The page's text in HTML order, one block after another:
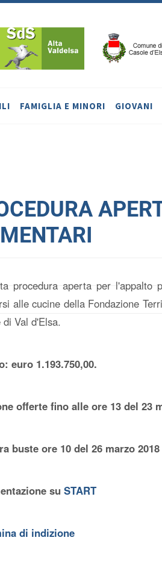
FAMIGLIA E MINORI GIOVANI
procedura aperta per
alle cucine della Fondazione
Val d'Elsa.
euro 1.193.750,00.
offerte fino alle ore 13 del 23
buste ore 10 del 26 marzo 2018
su START
di indizione